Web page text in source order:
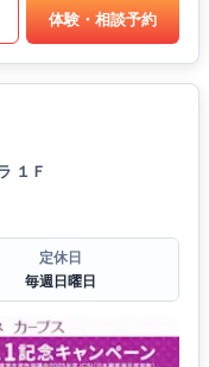
体験・相談予約
１Ｆ
定休日
毎週日曜日